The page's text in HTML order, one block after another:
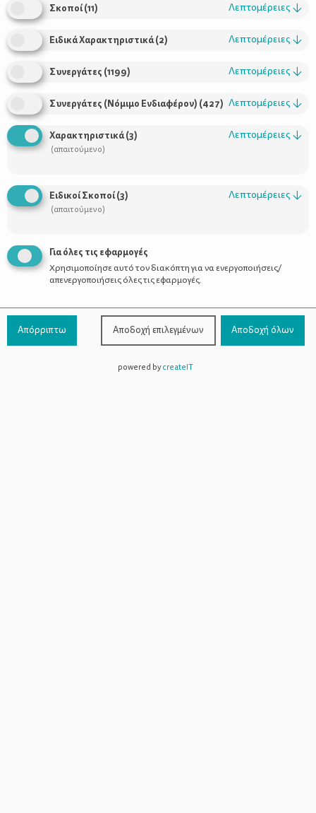
Σκοποί(11) Λεπτομέρειες ↓
Ειδικά Χαρακτηριστικά(2) Λεπτομέρειες ↓
Συνεργάτες (1199) Λεπτομέρειες ↓
Συνεργάτες (Νόμιμο Ενδιαφέρον) (427) Λεπτομέρειες ↓
Χαρακτηριστικά(3)
(απαιτούμενο)
Λεπτομέρειες ↓
Ειδικοί Σκοποί(3)
(απαιτούμενο)
Λεπτομέρειες ↓
Για όλες τις εφαρμογές
Χρησιμοποίησε αυτό τον διακόπτη για να ενεργοποιήσεις/
απενεργοποιήσεις όλες τις εφαρμογές.
Απόρριπτω Αποδοχή επιλεγμένων Αποδοχή όλων
powered bycreateIT